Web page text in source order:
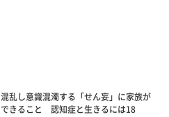
混乱し意識混濁する「せん妄」に家族が
できること 認知症と生きるには18